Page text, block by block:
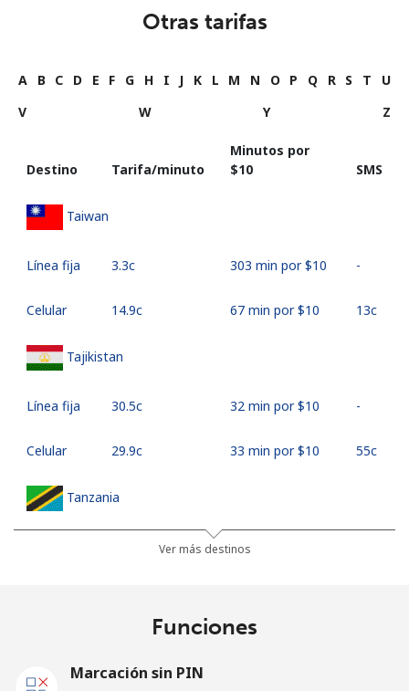
Otras tarifas
A B C D E F G H I J K L M N O P Q R S T
U
V
W Y Z
Destino Tarifa/minuto
Minutos por
⁦$10⁩
SMS
Taiwan
Línea fija ⁦3.3c⁩ 303 min por ⁦$10⁩ -
Celular ⁦14.9c⁩ 67 min por ⁦$10⁩ ⁦13c⁩
Tajikistan
Línea fija ⁦30.5c⁩ 32 min por ⁦$10⁩ -
Celular ⁦29.9c⁩ 33 min por ⁦$10⁩ ⁦55c⁩
Tanzania
25 min por ⁦$10⁩
Línea fija
Ver más destinos
Funciones
Marcación sin PIN